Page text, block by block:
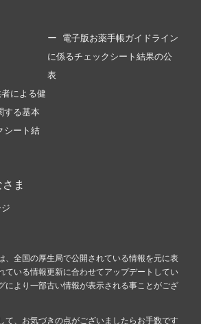
電子版お薬手帳ガイドライン
に係るチェックシート結果の公
表
による健
する基本
シート結
ま
、全国の厚生局で公開されている情報を元に表
ている情報更新に合わせてアップデートしてい
により一部古い情報が表示される事ことがござ
て、お気づきの点がございましたらお手数です